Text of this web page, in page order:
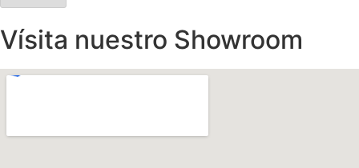
Vísita nuestro Showroom